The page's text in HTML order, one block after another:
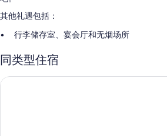
其他礼遇包括：
行李储存室、宴会厅和无烟场所
前台保险箱、婚庆服务和自动售货机
在住客点评中，员工服务得到了很高的评
同类型住宿
阿克顿斯酒店